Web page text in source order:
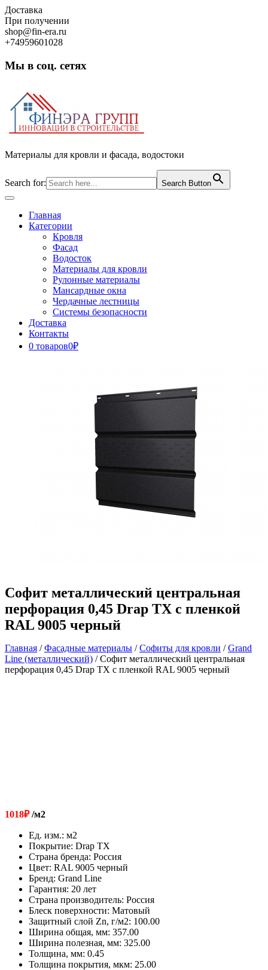
Skip
to
content
Доставка
При получении
shop@fin-era.ru
+74959601028
Мы в соц. сетях
Материалы для кровли и фасада, водостоки
Search for: Search Button
Open
ButtonГлавная
Категории
Кровля
Фасад
Водосток
Материалы для кровли
Рулонные материалы
Мансардные окна
Чердачные лестницы
Системы безопасности
Доставка
Контакты
0 товаров0₽
Софит металлический центральная
перфорация 0,45 Drap TX с пленкой
RAL 9005 черный
Главная /Фасадные материалы /Софиты для кровли /Grand
Line (металлический) / Софит металлический центральная
перфорация 0,45 Drap TX с пленкой RAL 9005 черный
1018₽/м2
Ед. изм.: м2
Покрытие: Drap ТХ
Страна бренда: Россия
Цвет: RAL 9005 черный
Бренд: Grand Line
Гарантия: 20 лет
Страна производитель: Россия
Блеск поверхности: Матовый
Защитный слой Zn, г/м2: 100.00
Ширина общая, мм: 357.00
Ширина полезная, мм: 325.00
Толщина, мм: 0.45
Толщина покрытия, мкм: 25.00